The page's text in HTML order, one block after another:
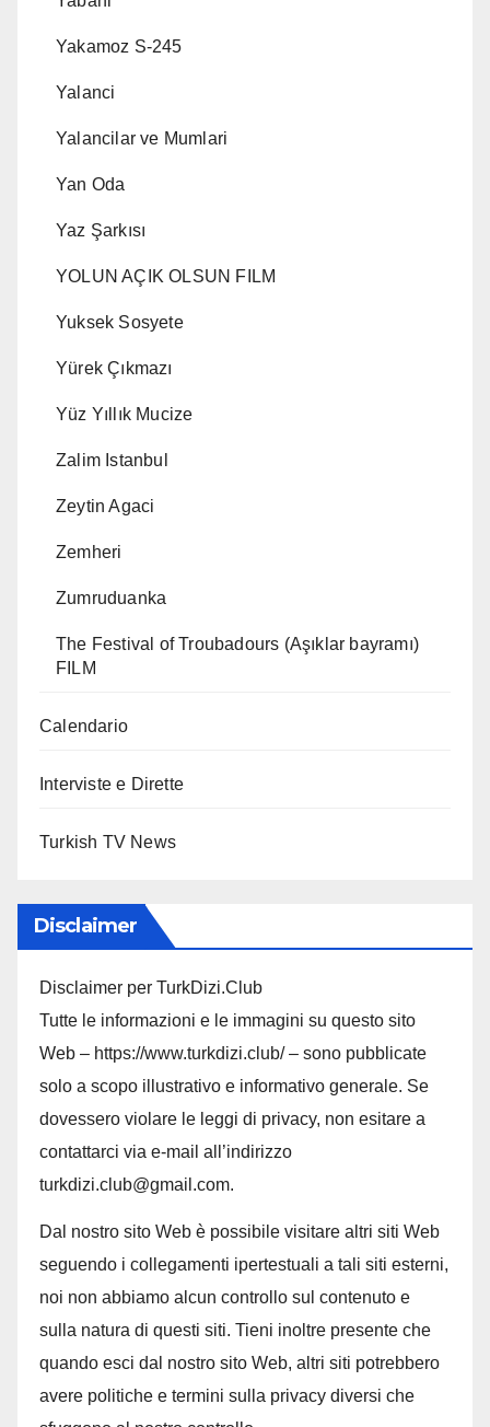
Yakamoz S-245
Yalanci
Yalancilar ve Mumlari
Yan Oda
Yaz Şarkısı
YOLUN AÇIK OLSUN FILM
Yuksek Sosyete
Yürek Çıkmazı
Yüz Yıllık Mucize
Zalim Istanbul
Zeytin Agaci
Zemheri
Zumruduanka
The Festival of Troubadours (Aşıklar bayramı)
FILM
Calendario
Interviste e Dirette
Turkish TV News
Disclaimer
Disclaimer per TurkDizi.Club
Tutte le informazioni e le immagini su questo sito
Web – https://www.turkdizi.club/ – sono pubblicate
solo a scopo illustrativo e informativo generale. Se
dovessero violare le leggi di privacy, non esitare a
contattarci via e-mail all’indirizzo
turkdizi.club@gmail.com.
Dal nostro sito Web è possibile visitare altri siti Web
seguendo i collegamenti ipertestuali a tali siti esterni,
noi non abbiamo alcun controllo sul contenuto e
sulla natura di questi siti. Tieni inoltre presente che
quando esci dal nostro sito Web, altri siti potrebbero
avere politiche e termini sulla privacy diversi che